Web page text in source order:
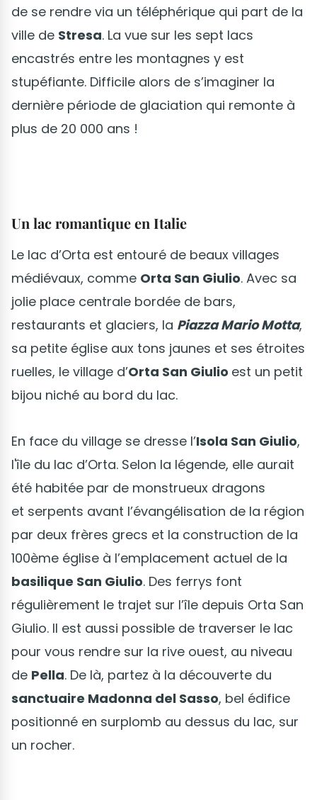
de se rendre via un téléphérique qui part de la
ville de Stresa. La vue sur les sept lacs
encastrés entre les montagnes y est
stupéfiante. Difficile alors de s’imaginer la
dernière période de glaciation qui remonte à
plus de 20 000 ans !
Un lac romantique en Italie
Le lac d’Orta est entouré de beaux villages
médiévaux, comme Orta San Giulio. Avec sa
jolie place centrale bordée de bars,
restaurants et glaciers, la Piazza Mario Motta,
sa petite église aux tons jaunes et ses étroites
ruelles, le village d’Orta San Giulio est un petit
bijou niché au bord du lac.
En face du village se dresse l’Isola San Giulio,
l'île du lac d’Orta. Selon la légende, elle aurait
été habitée par de monstrueux dragons
et serpents avant l’évangélisation de la région
par deux frères grecs et la construction de la
100ème église à l’emplacement actuel de la
basilique San Giulio. Des ferrys font
régulièrement le trajet sur l’île depuis Orta San
Giulio. Il est aussi possible de traverser le lac
pour vous rendre sur la rive ouest, au niveau
de Pella. De là, partez à la découverte du
sanctuaire Madonna del Sasso, bel édifice
positionné en surplomb au dessus du lac, sur
un rocher.